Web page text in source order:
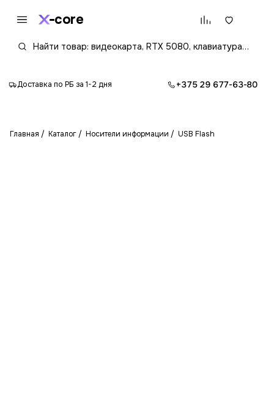
core
Доставка по РБ за 1-2 дня +375 29 677-63-80
Главная Каталог Носители информации USB Flash